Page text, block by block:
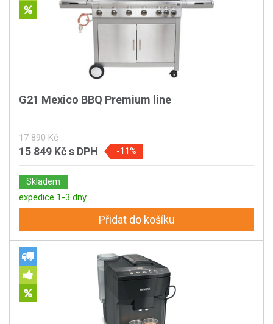
G21 Mexico BBQ Premium line
17 890 Kč
15 849 Kčs DPH -11%
Skladem
expedice 1-3 dny
Přidat do košíku